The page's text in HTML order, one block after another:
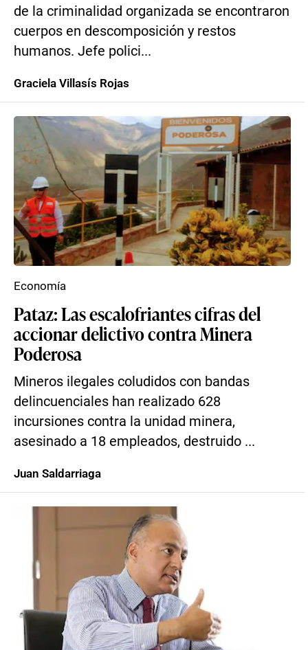
de la criminalidad organizada se encontraron
cuerpos en descomposición y restos
humanos. Jefe polici...
Graciela Villasís Rojas
Pataz: Las escalofriantes cifras del
accionar delictivo contra Minera
Poderosa
Mineros ilegales coludidos con bandas
delincuenciales han realizado 628
incursiones contra la unidad minera,
asesinado a 18 empleados, destruido ...
Economía
Juan Saldarriaga